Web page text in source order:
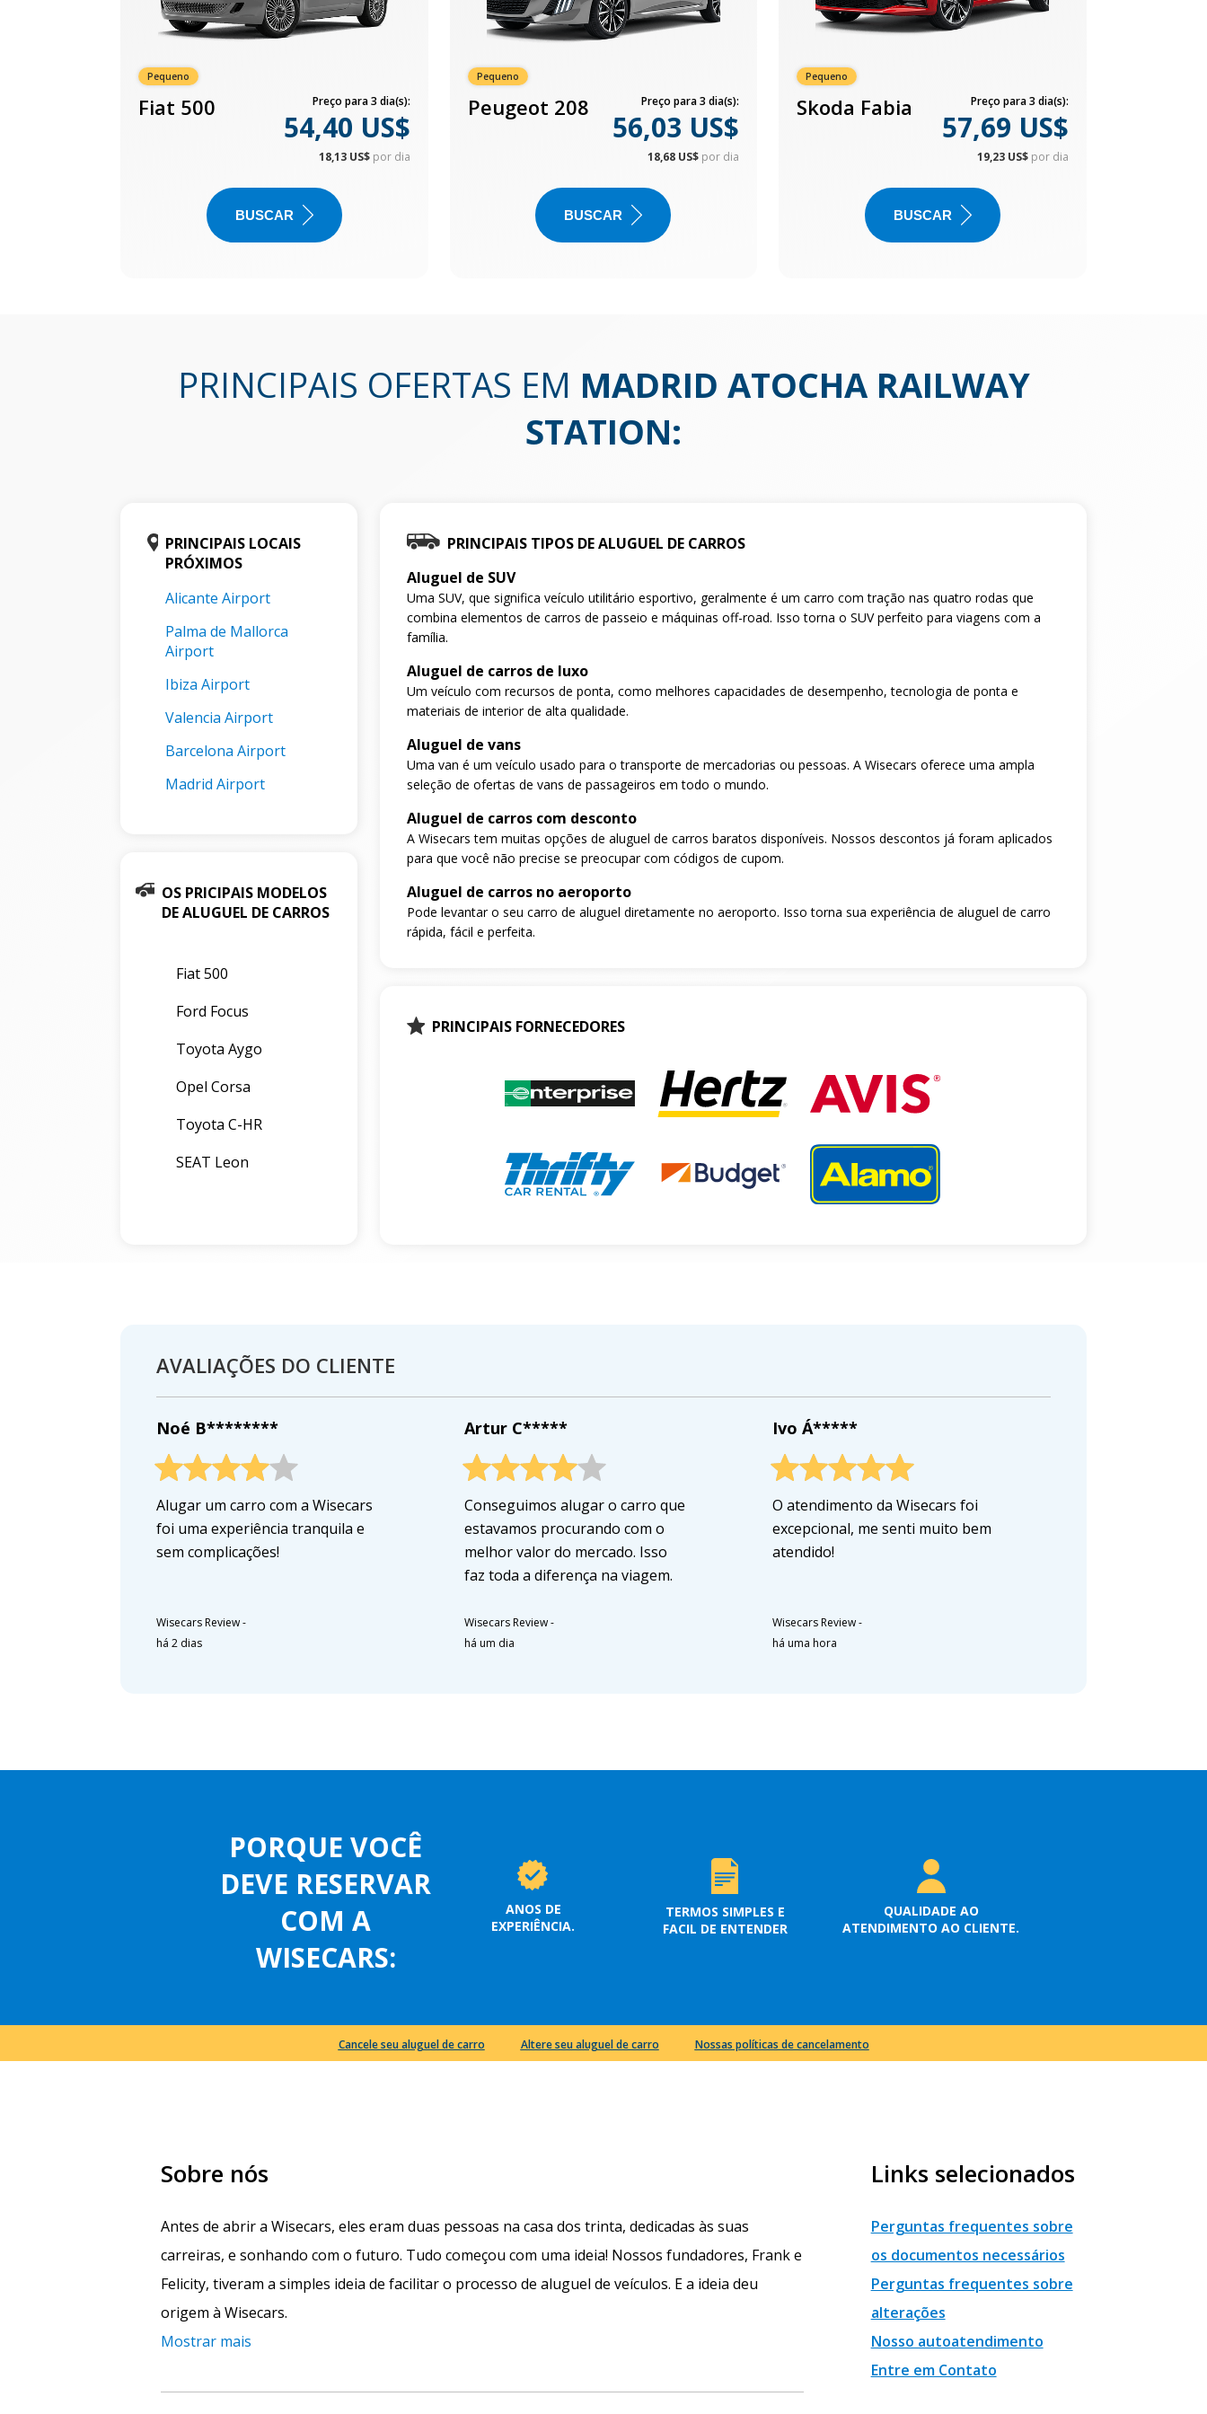
Pequeno
Fiat 500 Preço para 3 dia(s):
54,40 US$
18,13 US$ por dia
BUSCAR
Pequeno
Peugeot 208 Preço para 3 dia(s):
56,03 US$
18,68 US$ por dia
BUSCAR
Pequeno
Skoda Fabia Preço para 3 dia(s):
57,69 US$
19,23 US$ por dia
BUSCAR
PRINCIPAIS OFERTAS EM MADRID ATOCHA RAILWAY
STATION:
PRINCIPAIS LOCAIS
PRÓXIMOS
Alicante Airport
Palma de Mallorca
Airport
Ibiza Airport
Valencia Airport
Barcelona Airport
Madrid Airport
OS PRICIPAIS MODELOS
DE ALUGUEL DE CARROS
Fiat 500
Ford Focus
Toyota Aygo
Opel Corsa
Toyota C-HR
SEAT Leon
PRINCIPAIS TIPOS DE ALUGUEL DE CARROS
Aluguel de SUV
Uma SUV, que significa veículo utilitário esportivo, geralmente é um carro com tração nas quatro rodas que
combina elementos de carros de passeio e máquinas off-road. Isso torna o SUV perfeito para viagens com a
família.
Aluguel de carros de luxo
Um veículo com recursos de ponta, como melhores capacidades de desempenho, tecnologia de ponta e
materiais de interior de alta qualidade.
Aluguel de vans
Uma van é um veículo usado para o transporte de mercadorias ou pessoas. A Wisecars oferece uma ampla
seleção de ofertas de vans de passageiros em todo o mundo.
Aluguel de carros com desconto
A Wisecars tem muitas opções de aluguel de carros baratos disponíveis. Nossos descontos já foram aplicados
para que você não precise se preocupar com códigos de cupom.
Aluguel de carros no aeroporto
Pode levantar o seu carro de aluguel diretamente no aeroporto. Isso torna sua experiência de aluguel de carro
rápida, fácil e perfeita.
PRINCIPAIS FORNECEDORES
AVALIAÇÕES DO CLIENTE
Noé B********
Alugar um carro com a Wisecars
foi uma experiência tranquila e
sem complicações!
Wisecars Review-
há 2 dias
Artur C*****
Conseguimos alugar o carro que
estavamos procurando com o
melhor valor do mercado. Isso
faz toda a diferença na viagem.
Wisecars Review-
há um dia
Ivo Á*****
O atendimento da Wisecars foi
excepcional, me senti muito bem
atendido!
Wisecars Review-
há uma hora
PORQUE VOCÊ
DEVE RESERVAR
COM A
WISECARS:
ANOS DE
EXPERIÊNCIA.
TERMOS SIMPLES E
FACIL DE ENTENDER
QUALIDADE AO
ATENDIMENTO AO CLIENTE.
Cancele seu aluguel de carro Altere seu aluguel de carro Nossas políticas de cancelamento
Sobre nós
Antes de abrir a Wisecars, eles eram duas pessoas na casa dos trinta, dedicadas às suas
carreiras, e sonhando com o futuro. Tudo começou com uma ideia! Nossos fundadores, Frank e
Felicity, tiveram a simples ideia de facilitar o processo de aluguel de veículos. E a ideia deu
origem à Wisecars.
Mostrar mais
Links selecionados
Perguntas frequentes sobre
os documentos necessários
Perguntas frequentes sobre
alterações
Nosso autoatendimento
Entre em Contato